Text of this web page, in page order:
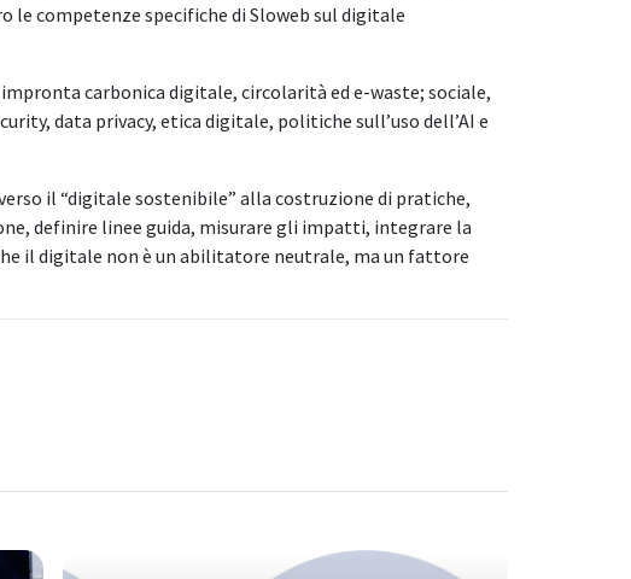
le competenze specifiche di Sloweb sul digitale
carbonica digitale, circolarità ed e-waste; sociale,
data privacy, etica digitale, politiche sull’uso dell’AI e
il “digitale sostenibile” alla costruzione di pratiche,
definire linee guida, misurare gli impatti, integrare la
il digitale non è un abilitatore neutrale, ma un fattore